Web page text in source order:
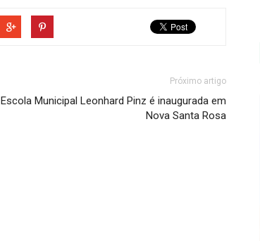
Próximo artigo
Escola Municipal Leonhard Pinz é inaugurada em
Nova Santa Rosa